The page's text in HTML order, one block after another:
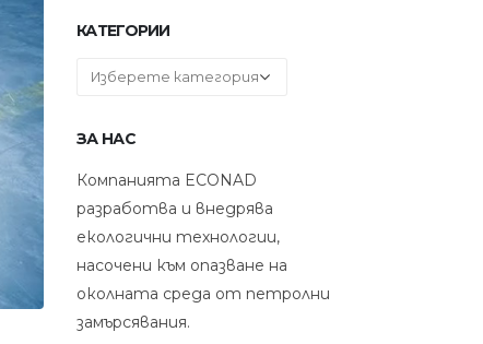
КАТЕГОРИИ
Категории
ЗА НАС
Компанията ECONAD
разработва и внедрява
екологични технологии,
насочени към опазване на
околната среда от петролни
замърсявания.